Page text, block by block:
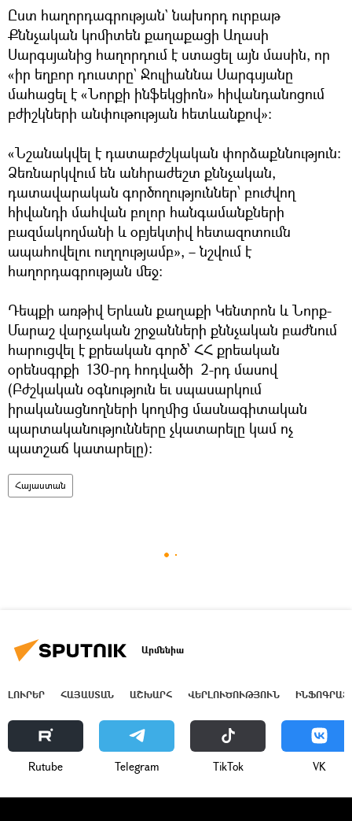
Ըստ հաղորդագրության` նախորդ ուրբաթ
Քննչական կոմիտեն քաղաքացի Աղասի
Սարգսյանից հաղորդում է ստացել այն մասին, որ
«իր եղբոր դուստրը` Ջուլիաննա Սարգսյանը
մահացել է «Նորքի ինֆեկցիոն» հիվանդանոցում
բժիշկների անփութության հետևանքով»։
«Նշանակվել է դատաբժշկական փորձաքննություն։
Ձեռնարկվում են անհրաժեշտ քննչական,
դատավարական գործողություններ՝ բուժվող
հիվանդի մահվան բոլոր հանգամանքների
բազմակողմանի և օբյեկտիվ հետազոտումն
ապահովելու ուղղությամբ», – նշվում է
հաղորդագրության մեջ։
Դեպքի առթիվ Երևան քաղաքի Կենտրոն և Նորք-
Մարաշ վարչական շրջանների քննչական բաժնում
հարուցվել է քրեական գործ՝ ՀՀ քրեական
օրենսգրքի 130-րդ հոդվածի 2-րդ մասով
(Բժշկական օգնություն եւ սպասարկում
իրականացնողների կողմից մասնագիտական
պարտականությունները չկատարելը կամ ոչ
պատշաճ կատարելը)։
Հայաստան
Արմենիա
ԼՈՒՐԵՐ ՀԱՅԱՍՏԱՆ ԱՇԽԱՐՀ ՎԵՐԼՈՒԾՈՒԹՅՈՒՆ
Rutube Telegram ТikТоk VK